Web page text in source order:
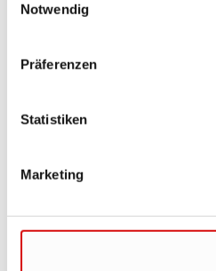
Notwendig
Präferenzen
Statistiken
Marketing